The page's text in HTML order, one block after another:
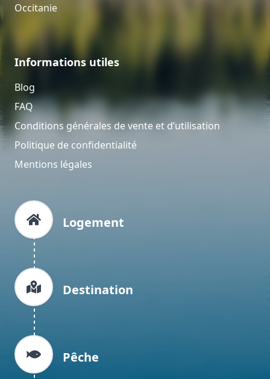
Occitanie
Informations utiles
Blog
FAQ
Conditions générales de vente et d’utilisation
Politique de confidentialité
Mentions légales
Logement
Destination
Pêche